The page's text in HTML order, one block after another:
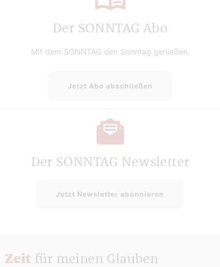
Der SONNTAG Abo
Mit dem SONNTAG den Sonntag genießen.
Jetzt Abo abschließen
Der SONNTAG Newsletter
Jetzt Newsletter abonnieren
Zeit für meinen Glauben